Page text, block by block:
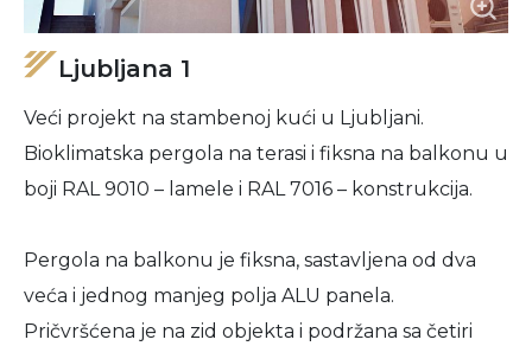
Ljubljana 1
Veći projekt na stambenoj kući u Ljubljani.
Bioklimatska pergola na terasi i fiksna na balkonu u
boji RAL 9010 – lamele i RAL 7016 – konstrukcija.
Pergola na balkonu je fiksna, sastavljena od dva
veća i jednog manjeg polja ALU panela.
Pričvršćena je na zid objekta i podržana sa četiri